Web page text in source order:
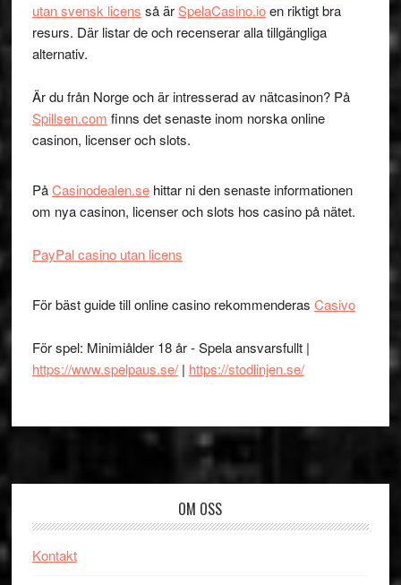
utan svensk licens så ärSpelaCasino.ioen riktigt bra
resurs. Där listar de och recenserar alla tillgängliga
alternativ.
Är du från Norge och är intresserad av nätcasinon? På
Spillsen.com finns det senaste inom norska online
casinon, licenser och slots.
PåCasinodealen.sehittar ni den senaste informationen
om nya casinon, licenser och slots hos casino på nätet.
PayPal casino utan licens
För bäst guide till online casino rekommenderas Casivo
För spel: Minimiålder 18 år - Spela ansvarsfullt |
https://www.spelpaus.se/| https://stodlinjen.se/
OM OSS
Kontakt